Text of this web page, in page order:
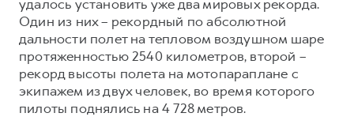
POER
от 3 449 000 ₽
Для малого бизнеса
Корпоративным клиентам
Крупным корпоративным клиентам
Система управления автопарком
Мобильное приложение GWM
Программа «HAVAL Защита+»
Руководства по эксплуатации
Подписки
удалось установить уже два мировых рекорда.
Один из них – рекордный по абсолютной
дальности полет на тепловом воздушном шаре
протяженностью 2540 километров, второй –
рекорд высоты полета на мотопараплане с
экипажем из двух человек, во время которого
пилоты поднялись на 4 728 метров.